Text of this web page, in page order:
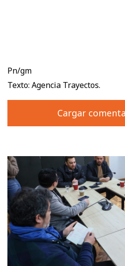
Pn/gm
Texto: Agencia Trayectos.
Cargar